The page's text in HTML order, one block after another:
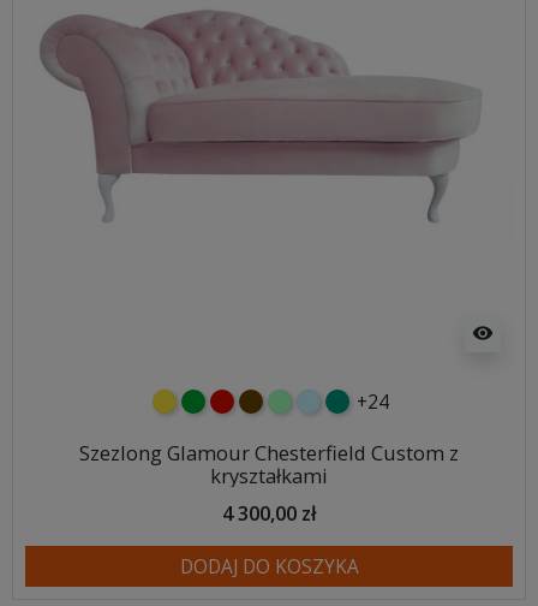
visibility
żółtyzielonyczerwony
czekoladowy
miętowybłękitny
turkusowy
+24
Szezlong Glamour Chesterfield Custom z
kryształkami
4 300,00 zł
DODAJ DO KOSZYKA